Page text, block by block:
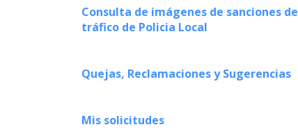
Consulta de imágenes de sanciones de
tráfico de Policia Local
Quejas, Reclamaciones y Sugerencias
Mis solicitudes